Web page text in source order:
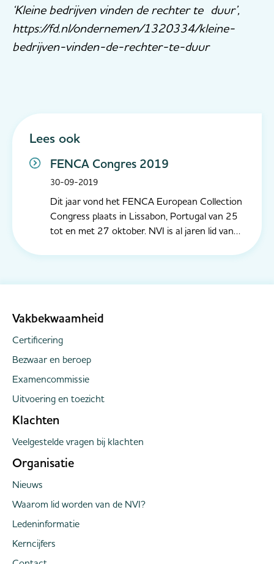
‘Kleine bedrijven vinden de rechter te duur’,
https://fd.nl/ondernemen/1320334/kleine-
bedrijven-vinden-de-rechter-te-duur
Lees ook
FENCA Congres 2019
30-09-2019
Dit jaar vond het FENCA European Collection
Congress plaats in Lissabon, Portugal van 25
tot en met 27 oktober. NVI is al jaren lid van
Vakbekwaamheid
Certificering
Bezwaar en beroep
Examencommissie
Uitvoering en toezicht
Klachten
Veelgestelde vragen bij klachten
Organisatie
Nieuws
Waarom lid worden van de NVI?
Ledeninformatie
Kerncijfers